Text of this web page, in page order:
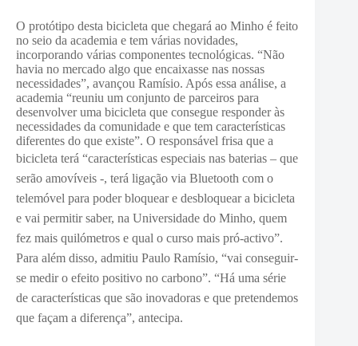
O protótipo desta bicicleta que chegará ao Minho é feito
no seio da academia e tem várias novidades,
incorporando várias componentes tecnológicas. “Não
havia no mercado algo que encaixasse nas nossas
necessidades”, avançou Ramísio. Após essa análise, a
academia “reuniu um conjunto de parceiros para
desenvolver uma bicicleta que consegue responder às
necessidades da comunidade e que tem características
diferentes do que existe”. O responsável frisa que a
bicicleta terá “características especiais nas baterias – que
serão amovíveis -, terá ligação via Bluetooth com o
telemóvel para poder bloquear e desbloquear a bicicleta
e vai permitir saber, na Universidade do Minho, quem
fez mais quilómetros e qual o curso mais pró-activo”.
Para além disso, admitiu Paulo Ramísio, “vai conseguir-
se medir o efeito positivo no carbono”. “Há uma série
de características que são inovadoras e que pretendemos
que façam a diferença”, antecipa.